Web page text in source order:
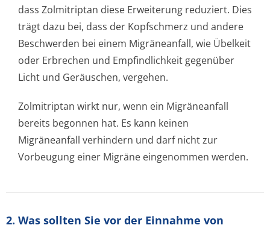
dass Zolmitriptan diese Erweiterung reduziert. Dies
trägt dazu bei, dass der Kopfschmerz und andere
Beschwerden bei einem Migräneanfall, wie Übelkeit
oder Erbrechen und Empfindlichkeit gegenüber
Licht und Geräuschen, vergehen.
Zolmitriptan wirkt nur, wenn ein Migräneanfall
bereits begonnen hat. Es kann keinen
Migräneanfall verhindern und darf nicht zur
Vorbeugung einer Migräne eingenommen werden.
2. Was sollten Sie vor der Einnahme von